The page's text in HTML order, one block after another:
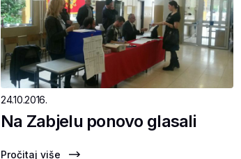
24.10.2016.
Na Zabjelu ponovo glasali
Pročitaj više